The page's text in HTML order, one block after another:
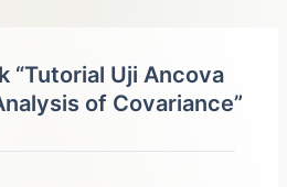
“Tutorial Uji Ancova
of Covariance”